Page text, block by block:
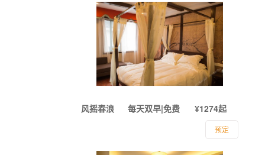
风摇春浪 ¥1274起
每天双早|免费
预定